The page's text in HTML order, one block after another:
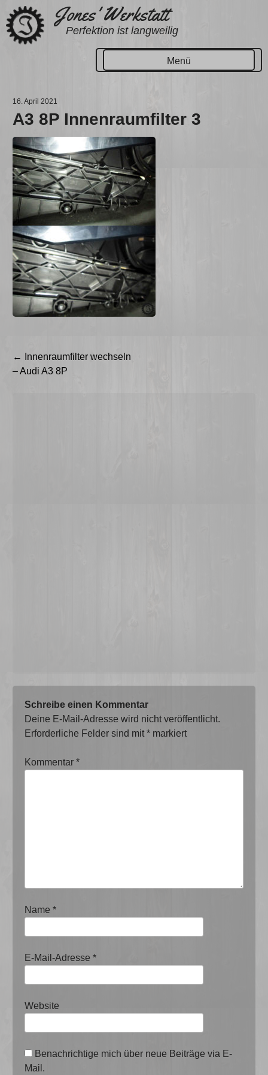
Zum
Inhalt
springen
Jones' Werkstatt
Perfektion ist langweilig
Menü
16. April 2021
A3 8P Innenraumfilter 3
Beitragsnavigation
←
Innenraumfilter wechseln
– Audi A3 8P
Schreibe einen Kommentar
Deine E-Mail-Adresse wird nicht veröffentlicht.
Erforderliche Felder sind mit* markiert
Kommentar*
Name*
E-Mail-Adresse*
Website
Benachrichtige mich über neue Beiträge via E-
Mail.